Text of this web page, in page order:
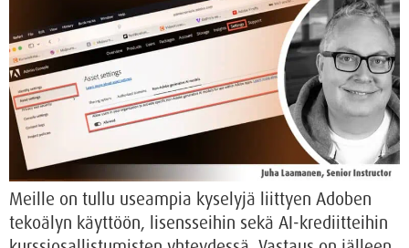
Meille on tullu useampia kyselyjä liittyen Adoben
tekoälyn käyttöön, lisensseihin sekä AI-krediitteihin